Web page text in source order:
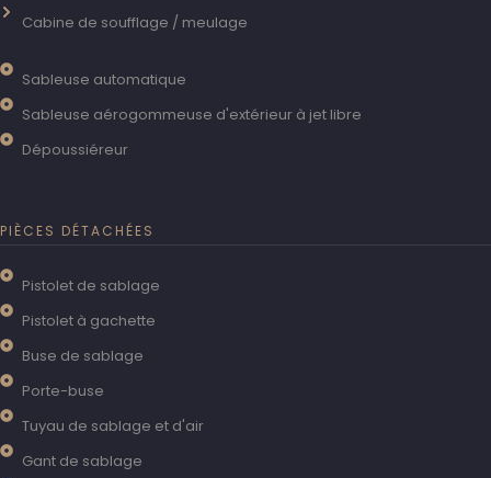
Cabine de soufflage / meulage
Sableuse automatique
Sableuse aérogommeuse d'extérieur à jet libre
Dépoussiéreur
PIÈCES DÉTACHÉES
Pistolet de sablage
Pistolet à gachette
Buse de sablage
Porte-buse
Tuyau de sablage et d'air
Gant de sablage